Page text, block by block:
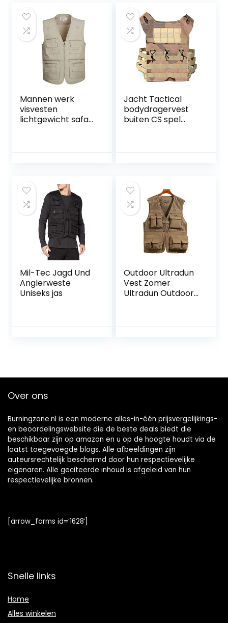
jagers
Mannen werk
visvesten
lichtgewicht safari
Jacht Tactical
bodydragervest
buiten CS spel
Mil-Tec Jagd Und
Anglerweste
Uniseks jas
Outdoor Ultradun
Vest Zomer
Ultradun Outdoor
Kaki, Maat: 4XL)
Over ons
Burningzone.nl is een moderne alles-in-één prijsvergelijkings-
en beoordelingswebsite die de beste deals biedt die
beschikbaar zijn op amazon en u op de hoogte houdt via de
laatst toegevoegde blogs. Alle afbeeldingen zijn
auteursrechtelijk beschermd door hun respectievelijke
eigenaren. Alle geciteerde inhoud is afgeleid van hun
respectievelijke bronnen.
[arrow_forms id=’1628′]
Snelle links
Home
Alles winkelen